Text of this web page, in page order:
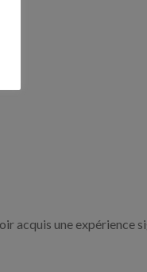
acquis une expérience